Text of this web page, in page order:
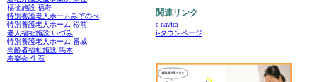
福祉施設 福寿
特別養護老人ホームみぞのべ
特別養護老人ホーム 松前
老人福祉施設 いづみ
特別養護老人ホーム 番城
高齢者福祉施設 馬木
寿楽会 生石
関連リンク
e-navita
i-タウンページ